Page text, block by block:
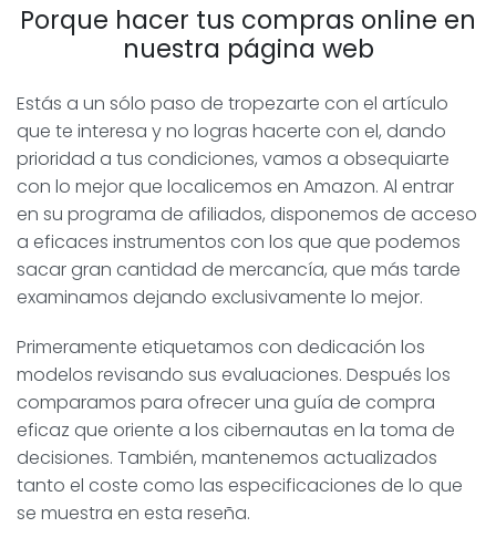
Porque hacer tus compras online en
nuestra página web
Estás a un sólo paso de tropezarte con el artículo
que te interesa y no logras hacerte con el, dando
prioridad a tus condiciones, vamos a obsequiarte
con lo mejor que localicemos en Amazon. Al entrar
en su programa de afiliados, disponemos de acceso
a eficaces instrumentos con los que que podemos
sacar gran cantidad de mercancía, que más tarde
examinamos dejando exclusivamente lo mejor.
Primeramente etiquetamos con dedicación los
modelos revisando sus evaluaciones. Después los
comparamos para ofrecer una guía de compra
eficaz que oriente a los cibernautas en la toma de
decisiones. También, mantenemos actualizados
tanto el coste como las especificaciones de lo que
se muestra en esta reseña.